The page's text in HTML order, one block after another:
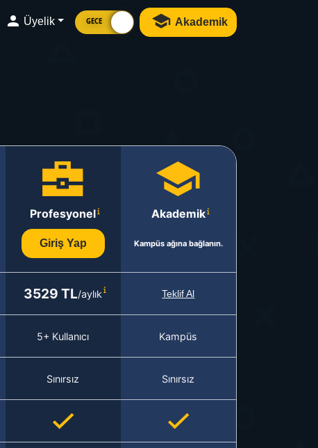
Üyelik GECE Akademik
Profesyonel
Giriş Yap
Akademik
Kampüs ağına bağlanın.
3529 TL/aylık Teklif Al
5+ Kullanıcı Kampüs
Sınırsız Sınırsız